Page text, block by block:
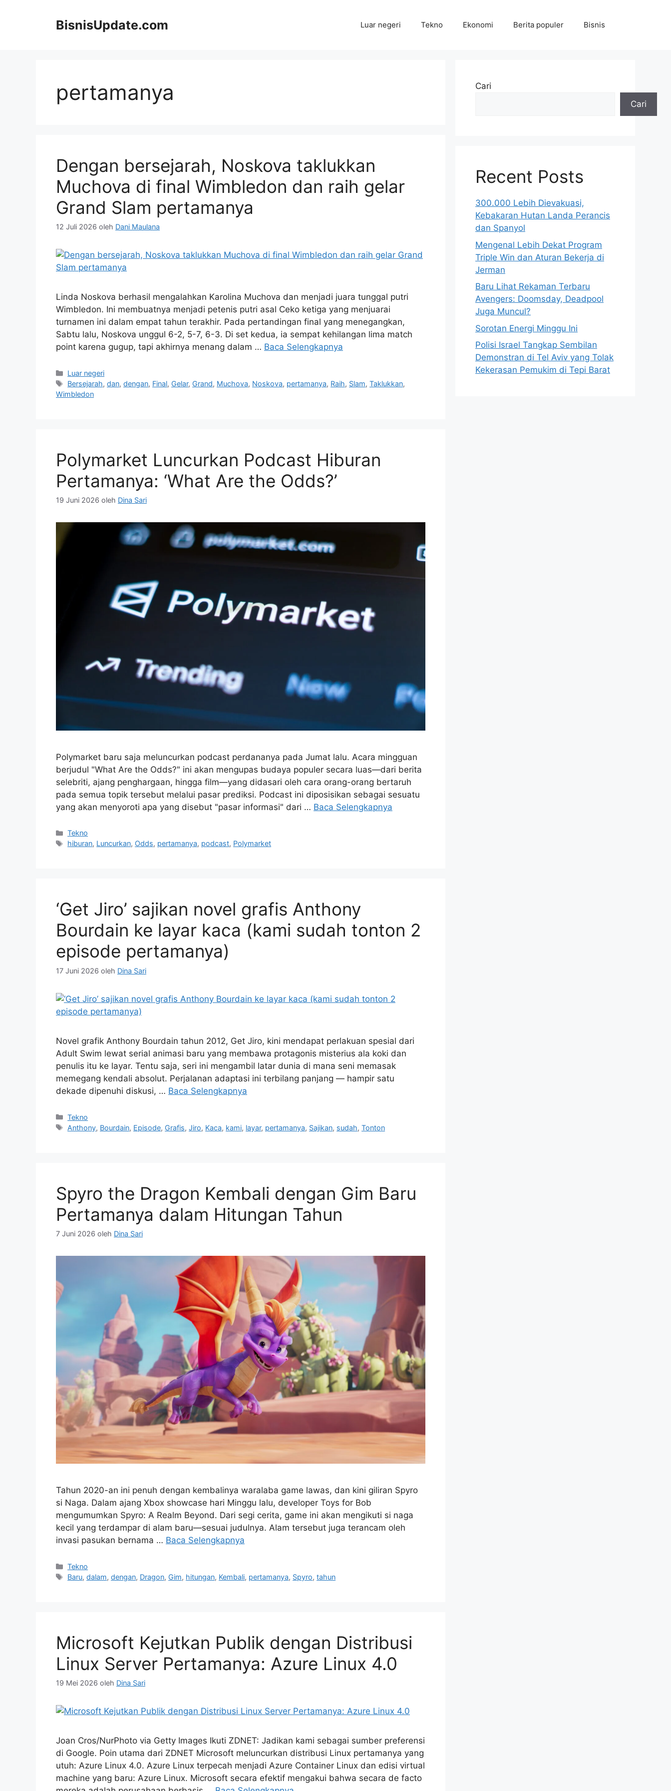
BisnisUpdate.com Luar negeri Tekno Ekonomi Berita populer Bisnis
pertamanya
Dengan bersejarah, Noskova taklukkan
Muchova di final Wimbledon dan raih gelar
Grand Slam pertamanya
12 Juli 2026 oleh Dani Maulana
Linda Noskova berhasil mengalahkan Karolina Muchova dan menjadi juara tunggal putri
Wimbledon. Ini membuatnya menjadi petenis putri asal Ceko ketiga yang menjuarai
turnamen ini dalam empat tahun terakhir. Pada pertandingan final yang menegangkan,
Sabtu lalu, Noskova unggul 6-2, 5-7, 6-3. Di set kedua, ia sempat kehilangan lima match
point karena gugup, tapi akhirnya menang dalam … Baca Selengkapnya
Kategori
Luar negeri
Tag
Bersejarah,dan,dengan, Final, Gelar, Grand, Muchova, Noskova, pertamanya, Raih, Slam,Taklukkan,
Wimbledon
Polymarket Luncurkan Podcast Hiburan
Pertamanya: ‘What Are the Odds?’
19 Juni 2026 oleh Dina Sari
Polymarket baru saja meluncurkan podcast perdananya pada Jumat lalu. Acara mingguan
berjudul "What Are the Odds?" ini akan mengupas budaya populer secara luas—dari berita
selebriti, ajang penghargaan, hingga film—yang didasari oleh cara orang-orang bertaruh
pada semua topik tersebut melalui pasar prediksi. Podcast ini diposisikan sebagai sesuatu
yang akan menyoroti apa yang disebut "pasar informasi" dari … Baca Selengkapnya
Kategori
Tekno
Tag
hiburan, Luncurkan, Odds, pertamanya, podcast, Polymarket
‘Get Jiro’ sajikan novel grafis Anthony
Bourdain ke layar kaca (kami sudah tonton 2
episode pertamanya)
17 Juni 2026 oleh Dina Sari
Novel grafik Anthony Bourdain tahun 2012, Get Jiro, kini mendapat perlakuan spesial dari
Adult Swim lewat serial animasi baru yang membawa protagonis misterius ala koki dan
penulis itu ke layar. Tentu saja, seri ini mengambil latar dunia di mana seni memasak
memegang kendali absolut. Perjalanan adaptasi ini terbilang panjang — hampir satu
dekade dipenuhi diskusi, … Baca Selengkapnya
Kategori
Tekno
Tag
Anthony, Bourdain, Episode, Grafis,Jiro, Kaca, kami, layar, pertamanya, Sajikan, sudah,Tonton
Spyro the Dragon Kembali dengan Gim Baru
Pertamanya dalam Hitungan Tahun
7 Juni 2026 oleh Dina Sari
Tahun 2020-an ini penuh dengan kembalinya waralaba game lawas, dan kini giliran Spyro
si Naga. Dalam ajang Xbox showcase hari Minggu lalu, developer Toys for Bob
mengumumkan Spyro: A Realm Beyond. Dari segi cerita, game ini akan mengikuti si naga
kecil yang terdampar di alam baru—sesuai judulnya. Alam tersebut juga terancam oleh
invasi pasukan bernama … Baca Selengkapnya
Kategori
Tekno
Tag
Baru,dalam,dengan, Dragon, Gim, hitungan, Kembali, pertamanya, Spyro,tahun
Microsoft Kejutkan Publik dengan Distribusi
Linux Server Pertamanya: Azure Linux 4.0
19 Mei 2026 oleh Dina Sari
Joan Cros/NurPhoto via Getty Images Ikuti ZDNET: Jadikan kami sebagai sumber preferensi
di Google. Poin utama dari ZDNET Microsoft meluncurkan distribusi Linux pertamanya yang
utuh: Azure Linux 4.0. Azure Linux terpecah menjadi Azure Container Linux dan edisi virtual
machine yang baru: Azure Linux. Microsoft secara efektif mengakui bahwa secara de facto
Cari
Cari
Recent Posts
300.000 Lebih Dievakuasi,
Kebakaran Hutan Landa Perancis
dan Spanyol
Mengenal Lebih Dekat Program
Triple Win dan Aturan Bekerja di
Jerman
Baru Lihat Rekaman Terbaru
Avengers: Doomsday, Deadpool
Juga Muncul?
Sorotan Energi Minggu Ini
Polisi Israel Tangkap Sembilan
Demonstran di Tel Aviv yang Tolak
Kekerasan Pemukim di Tepi Barat